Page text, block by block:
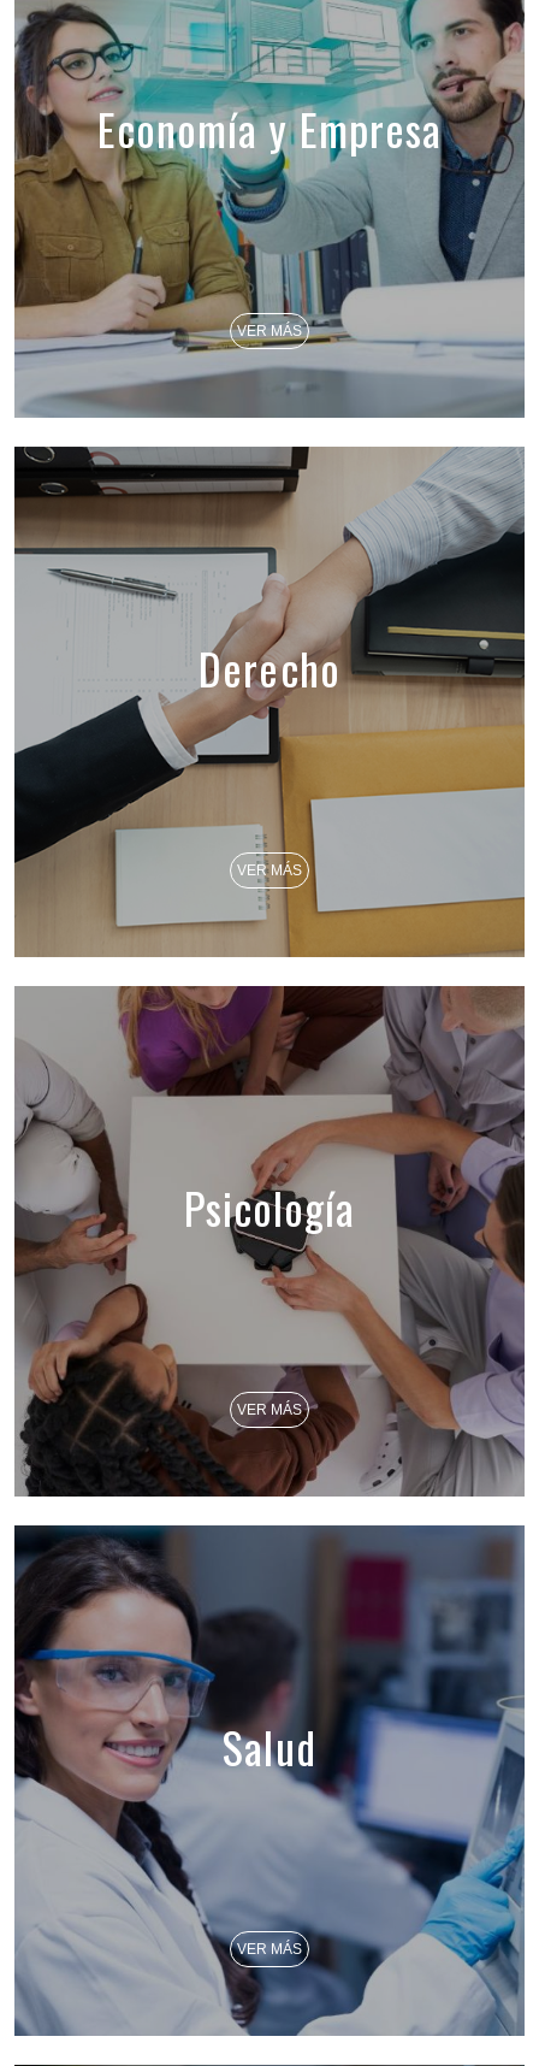
Economía y Empresa
VER MÁS
Derecho
VER MÁS
Psicología
VER MÁS
Salud
VER MÁS